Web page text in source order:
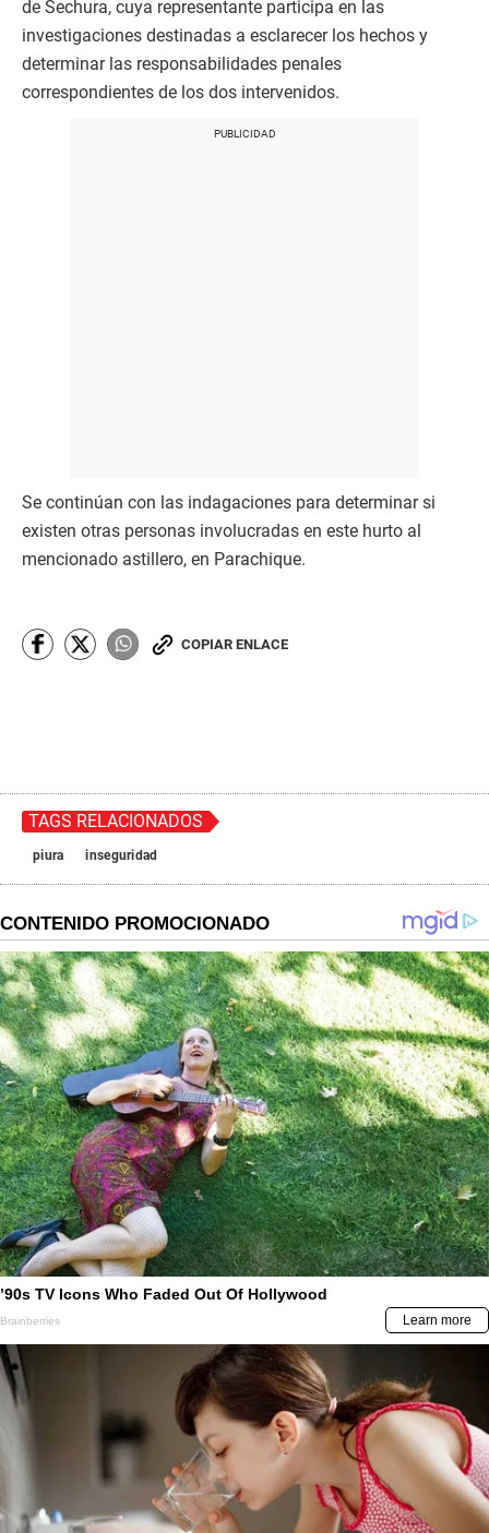
de Sechura, cuya representante participa en las
investigaciones destinadas a esclarecer los hechos y
determinar las responsabilidades penales
correspondientes de los dos intervenidos.
Se continúan con las indagaciones para determinar si
existen otras personas involucradas en este hurto al
mencionado astillero, en Parachique.
COPIAR ENLACE
TAGS RELACIONADOS
piura inseguridad